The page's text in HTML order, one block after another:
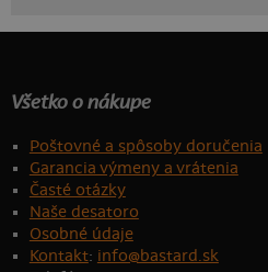
Všetko o nákupe
Poštovné a spôsoby doručenia
Garancia výmeny a vrátenia
Časté otázky
Naše desatoro
Osobné údaje
Kontakt: info@bastard.sk